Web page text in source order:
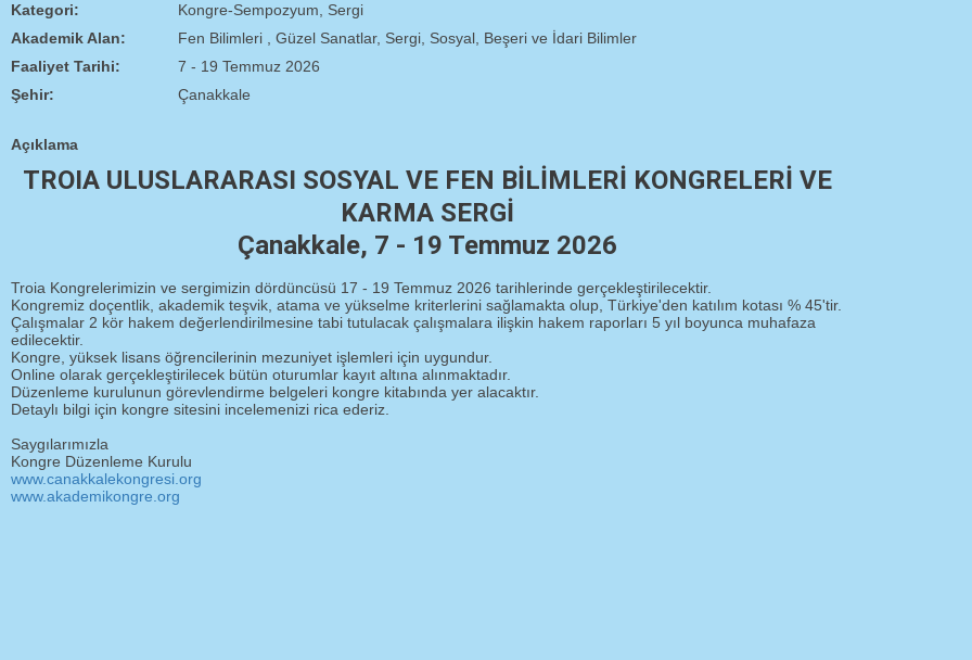
Kategori:
Kongre-Sempozyum, Sergi
Akademik Alan:
Fen Bilimleri , Güzel Sanatlar, Sergi, Sosyal, Beşeri ve İdari Bilimler
Faaliyet Tarihi:
7 - 19 Temmuz 2026
Şehir:
Çanakkale
Açıklama
TROIA ULUSLARARASI SOSYAL VE FEN BİLİMLERİ KONGRELERİ VE
KARMA SERGİ
Çanakkale, 7 - 19 Temmuz 2026
Troia Kongrelerimizin ve sergimizin dördüncüsü 17 - 19 Temmuz 2026 tarihlerinde gerçekleştirilecektir.
Kongremiz doçentlik, akademik teşvik, atama ve yükselme kriterlerini sağlamakta olup, Türkiye'den katılım kotası % 45'tir.
Çalışmalar 2 kör hakem değerlendirilmesine tabi tutulacak çalışmalara ilişkin hakem raporları 5 yıl boyunca muhafaza
edilecektir.
Kongre, yüksek lisans öğrencilerinin mezuniyet işlemleri için uygundur.
Online olarak gerçekleştirilecek bütün oturumlar kayıt altına alınmaktadır.
Düzenleme kurulunun görevlendirme belgeleri kongre kitabında yer alacaktır.
Detaylı bilgi için kongre sitesini incelemenizi rica ederiz.
Saygılarımızla
Kongre Düzenleme Kurulu
www.canakkalekongresi.org
www.akademikongre.org